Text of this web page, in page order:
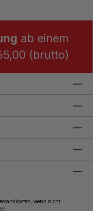
ab einem
(brutto)
wenn nicht